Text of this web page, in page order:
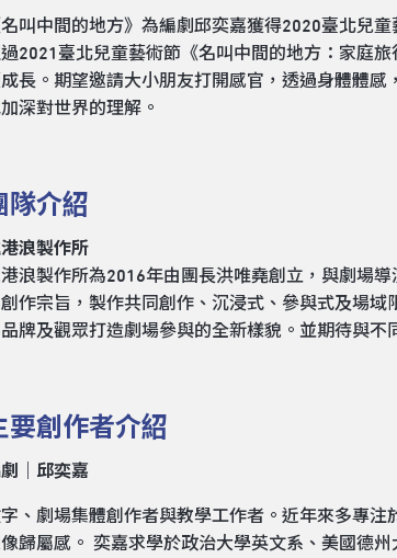
名叫中間的地方》為編劇邱奕嘉獲得2020臺北兒
2021臺北兒童藝術節《名叫中間的地方：家庭
長。期望邀請大小朋友打開感官，透過身體體感
深對世界的理解。
隊介紹
浪製作所
浪製作所為2016年由團長洪唯堯創立，與劇場
作宗旨，製作共同創作、沉浸式、參與式及場域
牌及觀眾打造劇場參與的全新樣貌。並期待與不
要創作者介紹
｜邱奕嘉
、劇場集體創作者與教學工作者。近年來多專
歸屬感。 奕嘉求學於政治大學英文系、美國德